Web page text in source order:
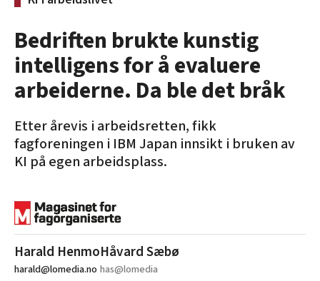
Bedriften brukte kunstig
intelligens for å evaluere
arbeiderne. Da ble det bråk
Etter årevis i arbeidsretten, fikk
fagforeningen i IBM Japan innsikt i bruken av
KI på egen arbeidsplass.
Harald Henmo
harald@lomedia.no
Håvard Sæbø
has@lomedia